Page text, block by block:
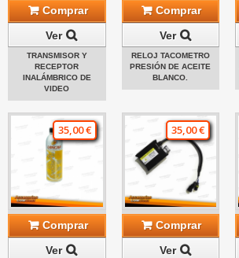
Comprar
Ver
TRANSMISOR Y
RECEPTOR
INALÁMBRICO DE
VIDEO
Comprar
Ver
RELOJ TACOMETRO
PRESIÓN DE ACEITE
BLANCO.
35,00 €
Comprar
Ver
35,00 €
Comprar
Ver